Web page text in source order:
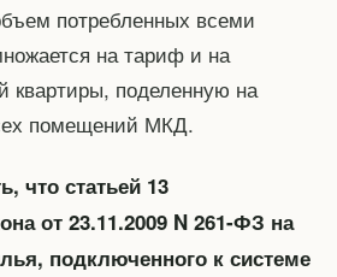
потребленных всеми
на тариф и на
квартиры, поделенную на
помещений МКД.
что статьей 13
от 23.11.2009 N 261-ФЗ на
подключенного к системе